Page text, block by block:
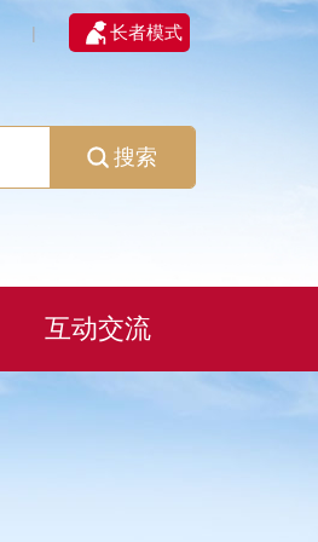
| 长者模式
搜索
互动交流